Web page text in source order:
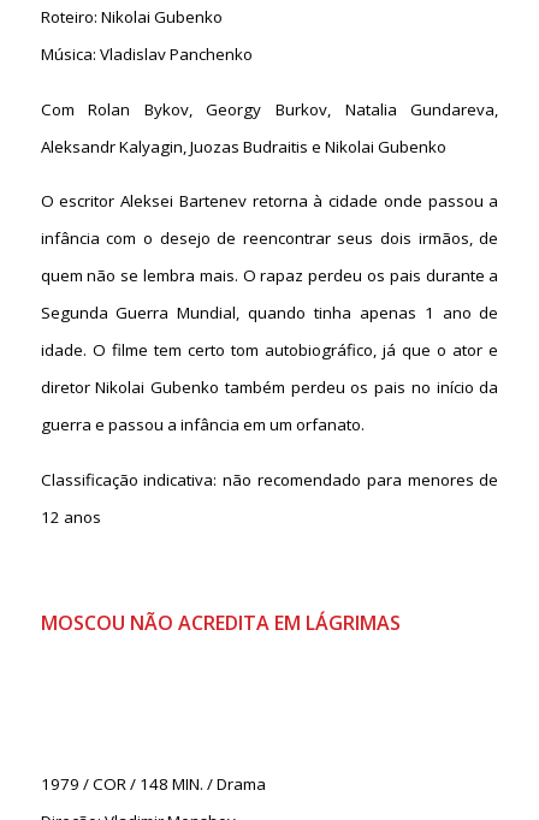
Roteiro: Nikolai Gubenko
Música: Vladislav Panchenko
Com Rolan Bykov, Georgy Burkov, Natalia Gundareva,
Aleksandr Kalyagin, Juozas Budraitis e Nikolai Gubenko
O escritor Aleksei Bartenev retorna à cidade onde passou a
infância com o desejo de reencontrar seus dois irmãos, de
quem não se lembra mais. O rapaz perdeu os pais durante a
Segunda Guerra Mundial, quando tinha apenas 1 ano de
idade. O filme tem certo tom autobiográfico, já que o ator e
diretor Nikolai Gubenko também perdeu os pais no início da
guerra e passou a infância em um orfanato.
Classificação indicativa: não recomendado para menores de
12 anos
MOSCOU NÃO ACREDITA EM LÁGRIMAS
1979 / COR / 148 MIN. / Drama